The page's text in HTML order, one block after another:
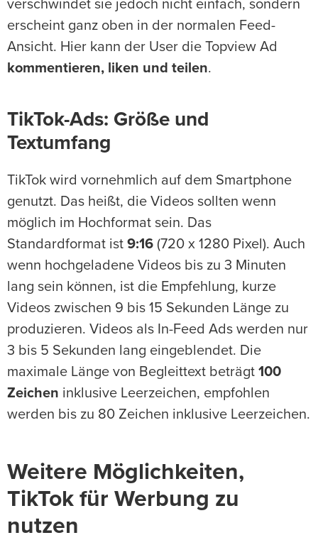
verschwindet sie jedoch nicht einfach, sondern
erscheint ganz oben in der normalen Feed-
Ansicht. Hier kann der User die Topview Ad
kommentieren, liken und teilen.
TikTok-Ads: Größe und
Textumfang
TikTok wird vornehmlich auf dem Smartphone
genutzt. Das heißt, die Videos sollten wenn
möglich im Hochformat sein. Das
Standardformat ist 9:16 (720 x 1280 Pixel). Auch
wenn hochgeladene Videos bis zu 3 Minuten
lang sein können, ist die Empfehlung, kurze
Videos zwischen 9 bis 15 Sekunden Länge zu
produzieren. Videos als In-Feed Ads werden nur
3 bis 5 Sekunden lang eingeblendet. Die
maximale Länge von Begleittext beträgt 100
Zeichen inklusive Leerzeichen, empfohlen
werden bis zu 80 Zeichen inklusive Leerzeichen.
Weitere Möglichkeiten,
TikTok für Werbung zu
nutzen